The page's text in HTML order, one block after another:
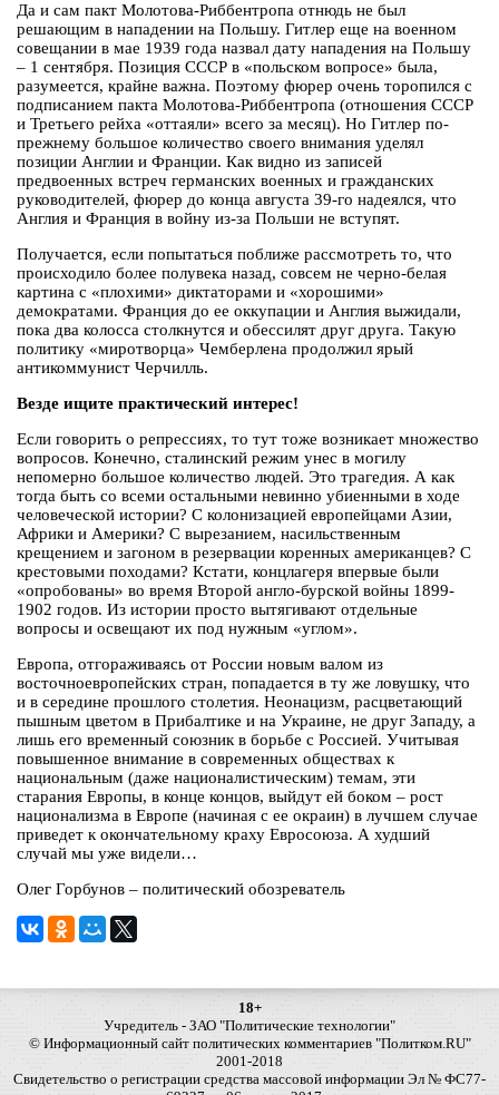
Да и сам пакт Молотова-Риббентропа отнюдь не был
решающим в нападении на Польшу. Гитлер еще на военном
совещании в мае 1939 года назвал дату нападения на Польшу
– 1 сентября. Позиция СССР в «польском вопросе» была,
разумеется, крайне важна. Поэтому фюрер очень торопился с
подписанием пакта Молотова-Риббентропа (отношения СССР
и Третьего рейха «оттаяли» всего за месяц). Но Гитлер по-
прежнему большое количество своего внимания уделял
позиции Англии и Франции. Как видно из записей
предвоенных встреч германских военных и гражданских
руководителей, фюрер до конца августа 39-го надеялся, что
Англия и Франция в войну из-за Польши не вступят.
Получается, если попытаться поближе рассмотреть то, что
происходило более полувека назад, совсем не черно-белая
картина с «плохими» диктаторами и «хорошими»
демократами. Франция до ее оккупации и Англия выжидали,
пока два колосса столкнутся и обессилят друг друга. Такую
политику «миротворца» Чемберлена продолжил ярый
антикоммунист Черчилль.
Везде ищите практический интерес!
Если говорить о репрессиях, то тут тоже возникает множество
вопросов. Конечно, сталинский режим унес в могилу
непомерно большое количество людей. Это трагедия. А как
тогда быть со всеми остальными невинно убиенными в ходе
человеческой истории? С колонизацией европейцами Азии,
Африки и Америки? С вырезанием, насильственным
крещением и загоном в резервации коренных американцев? С
крестовыми походами? Кстати, концлагеря впервые были
«опробованы» во время Второй англо-бурской войны 1899-
1902 годов. Из истории просто вытягивают отдельные
вопросы и освещают их под нужным «углом».
Европа, отгораживаясь от России новым валом из
восточноевропейских стран, попадается в ту же ловушку, что
и в середине прошлого столетия. Неонацизм, расцветающий
пышным цветом в Прибалтике и на Украине, не друг Западу, а
лишь его временный союзник в борьбе с Россией. Учитывая
повышенное внимание в современных обществах к
национальным (даже националистическим) темам, эти
старания Европы, в конце концов, выйдут ей боком – рост
национализма в Европе (начиная с ее окраин) в лучшем случае
приведет к окончательному краху Евросоюза. А худший
случай мы уже видели…
Олег Горбунов – политический обозреватель
18+
Учредитель - ЗАО "Политические технологии"
© Информационный сайт политических комментариев "Политком.RU"
2001-2018
Свидетельство о регистрации средства массовой информации Эл № ФС77-